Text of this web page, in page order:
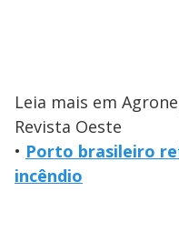
Leia mais em
Revista Oeste
• Porto brasileiro
incêndio